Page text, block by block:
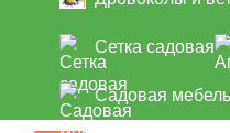
Сетка садовая
Садовая мебель